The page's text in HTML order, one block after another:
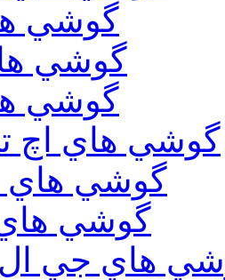
گوشي
گوشي
گوشي
گوشي هاي اچ
گوشي هاي
گوشي
هاي جي